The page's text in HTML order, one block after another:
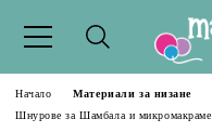
Начало Материали за низане
Шнурове за Шамбала и микромакраме